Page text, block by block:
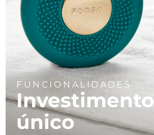
FUNCIONALIDADES
Investimento
único